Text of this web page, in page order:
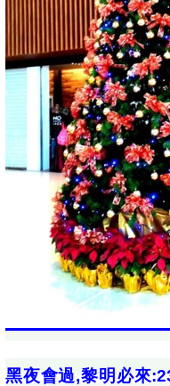
黑夜會過,黎明必來